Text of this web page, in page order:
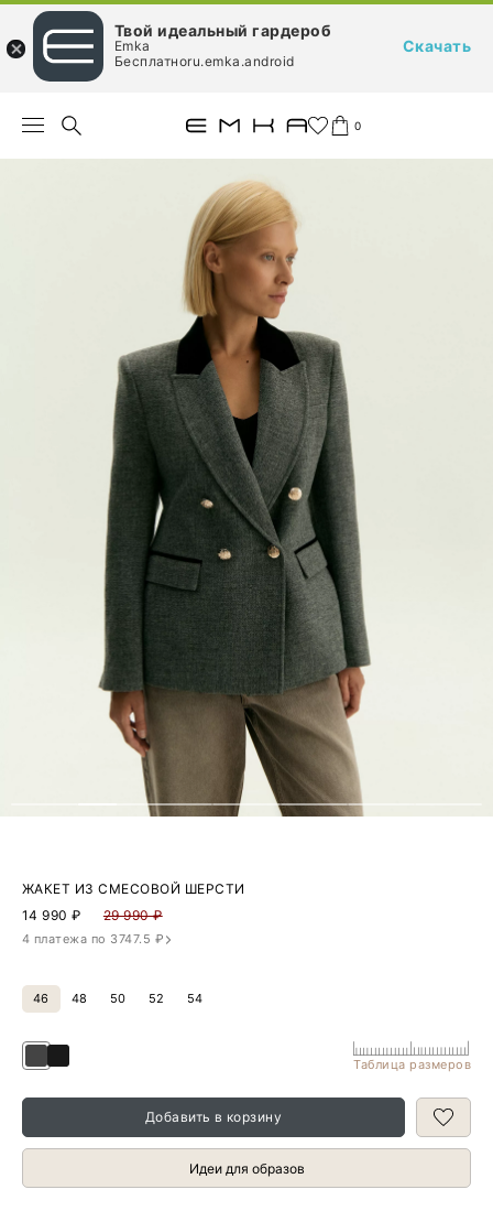
0
ЖАКЕТ ИЗ СМЕСОВОЙ ШЕРСТИ
14 990₽ 29 990 ₽
4 платежа по 3747.5 ₽
46 48 50 52 54
Таблица размеров
Добавить в корзину
Идеи для образов
Твой идеальный гардероб
Emka
Бесплатноru.emka.android
Скачать